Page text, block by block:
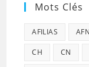
Mots Clés
AFILIAS
CH CN